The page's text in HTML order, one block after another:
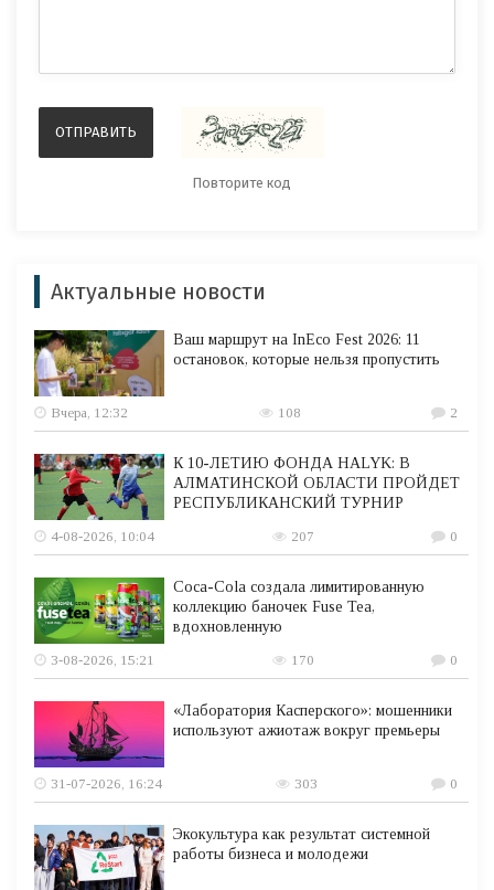
Актуальные новости
Ваш маршрут на InEco Fest 2026: 11
остановок, которые нельзя пропустить
Вчера, 12:32 108 2
К 10-ЛЕТИЮ ФОНДА HALYK: В
АЛМАТИНСКОЙ ОБЛАСТИ ПРОЙДЕТ
РЕСПУБЛИКАНСКИЙ ТУРНИР
4-08-2026, 10:04
207 0
Coca-Cola создала лимитированную
коллекцию баночек Fuse Tea,
вдохновленную
3-08-2026, 15:21
170 0
«Лаборатория Касперского»: мошенники
используют ажиотаж вокруг премьеры
31-07-2026, 16:24 303 0
Экокультура как результат системной
работы бизнеса и молодежи